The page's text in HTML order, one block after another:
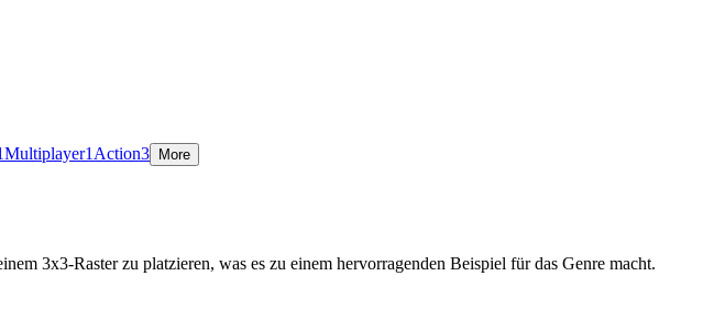
Multiplayer1 Action3 More
3x3-Raster zu platzieren, was es zu einem hervorragenden Beispiel für das Genre macht.